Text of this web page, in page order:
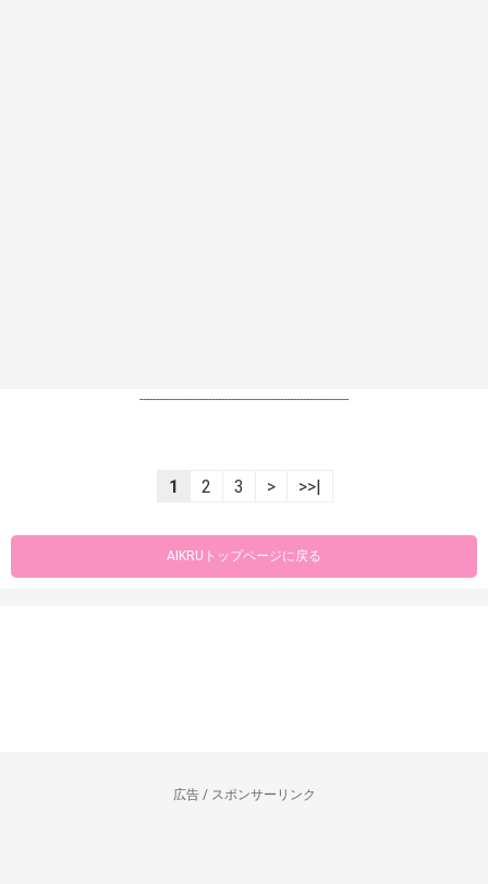
----------------------------------------------------------------
1 2 3 > >>|
AIKRUトップページに戻る
広告 / スポンサーリンク